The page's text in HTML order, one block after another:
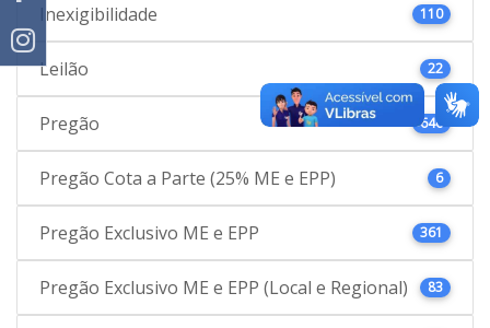
Inexigibilidade 110
Leilão 22
Pregão 646
Pregão Cota a Parte (25% ME e EPP) 6
Pregão Exclusivo ME e EPP 361
Pregão Exclusivo ME e EPP (Local e Regional) 83